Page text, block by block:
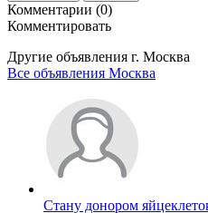
Комментарии (0)
Комментировать
Другие объявления г. Москва
Все объявления Москва
Стану донором